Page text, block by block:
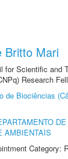
Britto Mari
for Scientific and
Research
de Biociências
AMBIENTAIS
Category: